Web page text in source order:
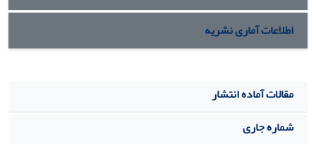
اطلاعات آماری نشریه
مقالات آماده انتشار
شماره جاری